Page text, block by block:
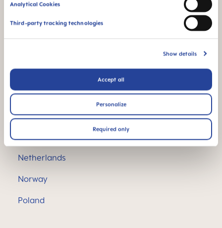
Analytical Cookies
Third-party tracking technologies
Show details
Accept all
Personalize
Required only
Hungary
Ireland
Lithuania
Luxembourg
Malta
Netherlands
Norway
Poland